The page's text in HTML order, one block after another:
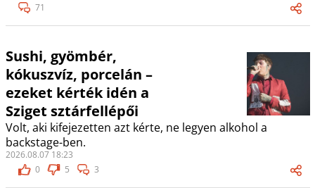
71
Sushi, gyömbér,
kókuszvíz, porcelán –
ezeket kérték idén a
Sziget sztárfellépői
Volt, aki kifejezetten azt kérte, ne legyen alkohol a
backstage-ben.
2026.08.07 18:23
0
5 3